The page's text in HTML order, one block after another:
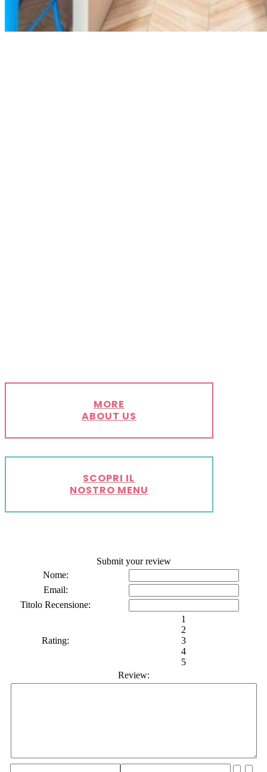
MORE
ABOUT US
SCOPRI IL
NOSTRO MENU
Submit your review
Nome:
Email:
Titolo Recensione:
Rating:
1
2
3
4
5
Review: